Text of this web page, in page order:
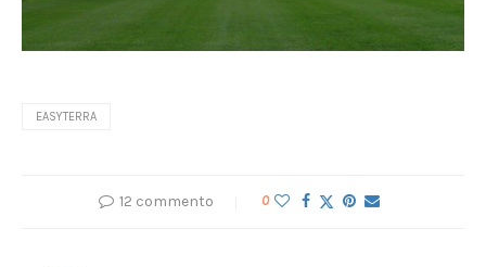
EASYTERRA
12 commento 0